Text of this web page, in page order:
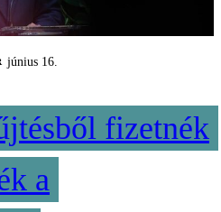
június 16.
fizetnék
a